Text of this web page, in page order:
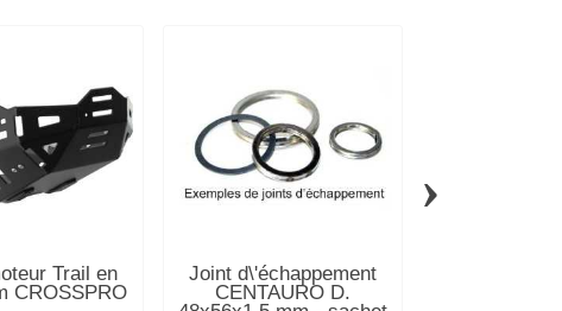
Trail en
CROSSPRO
Joint d\'échappement
CENTAURO D.
›